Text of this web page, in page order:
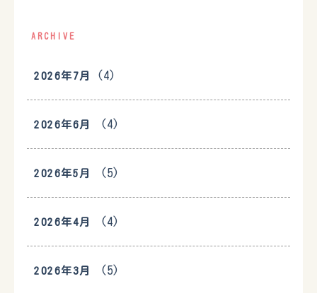
ARCHIVE
2026年7月 (4)
2026年6月 (4)
2026年5月 (5)
2026年4月 (4)
2026年3月 (5)